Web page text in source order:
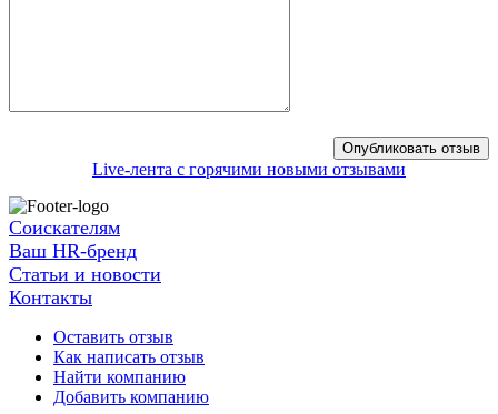
Live-лента с горячими новыми отзывами
Соискателям
Ваш HR-бренд
Статьи и новости
Контакты
Оставить отзыв
Как написать отзыв
Найти компанию
Добавить компанию